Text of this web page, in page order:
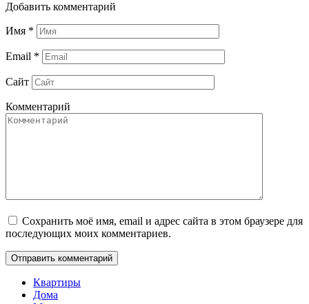
Добавить комментарий
Имя *
Email *
Сайт
Комментарий
Сохранить моё имя, email и адрес сайта в этом браузере для
последующих моих комментариев.
Квартиры
Дома